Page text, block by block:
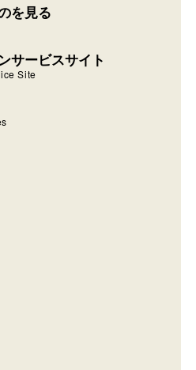
を見る
サービスサイト
Site